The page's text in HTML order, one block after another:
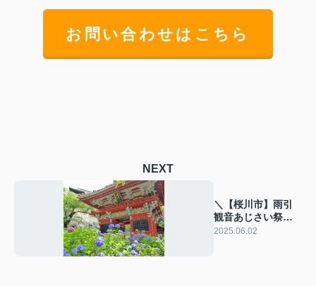
お問い合わせはこちら
NEXT
＼【桜川市】雨引
観音あじさい祭
2025開催！6月10
2025.06.02